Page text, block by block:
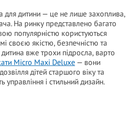
для дитини — це не лише захоплива,
На ринку представлено багато
популярністю користуються
своєю якістю, безпечністю та
вже трохи підросла, варто
Micro Maxi Deluxe — вони
дітей старшого віку та
управління і стильний дизайн.